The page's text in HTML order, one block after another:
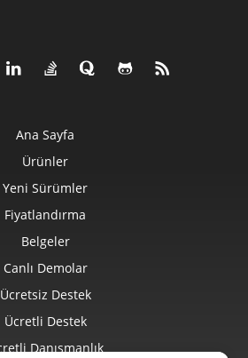
Ana Sayfa
Ürünler
Yeni Sürümler
Fiyatlandırma
Belgeler
Canlı Demolar
Ücretsiz Destek
Ücretli Destek
Danışmanlık